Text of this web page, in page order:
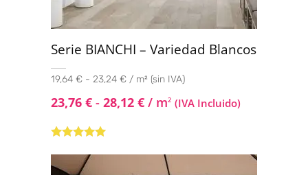
Serie BIANCHI – Variedad Blancos
19,64 € - 23,24 € / m² (sin IVA)
23,76 € - 28,12 € / m2 (IVA Incluido)
5.00de 5